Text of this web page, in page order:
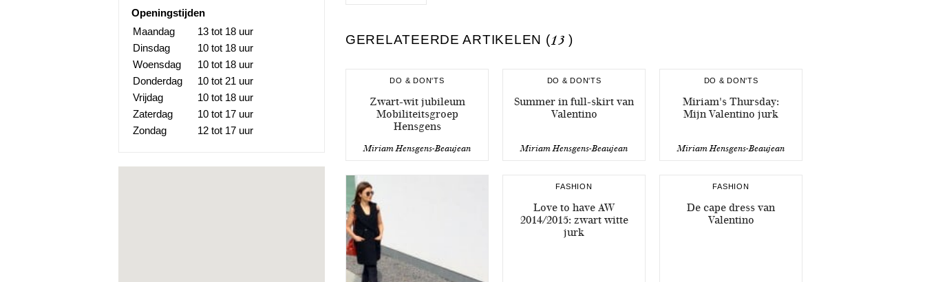
Openingstijden
Maandag
13 tot 18 uur
Dinsdag
10 tot 18 uur
Woensdag
10 tot 18 uur
Donderdag
10 tot 21 uur
Vrijdag
10 tot 18 uur
Zaterdag
10 tot 17 uur
Zondag
12 tot 17 uur
GERELATEERDE ARTIKELEN (13 )
DO & DON'TS
Zwart-wit jubileum
Mobiliteitsgroep
Hensgens
Miriam Hensgens-Beaujean
DO & DON'TS
Summer in full-skirt van
Valentino
Miriam Hensgens-Beaujean
DO & DON'TS
Miriam's Thursday:
Mijn Valentino jurk
Miriam Hensgens-Beaujean
FASHION
Love to have AW
2014/2015: zwart witte
jurk
FASHION
De cape dress van
Valentino